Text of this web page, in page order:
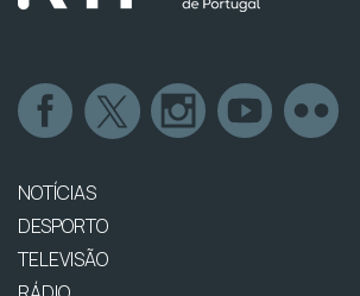
NOTÍCIAS
DESPORTO
TELEVISÃO